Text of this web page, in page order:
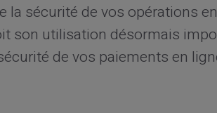
sécurité de vos opérations
son utilisation désormais
de vos paiements en